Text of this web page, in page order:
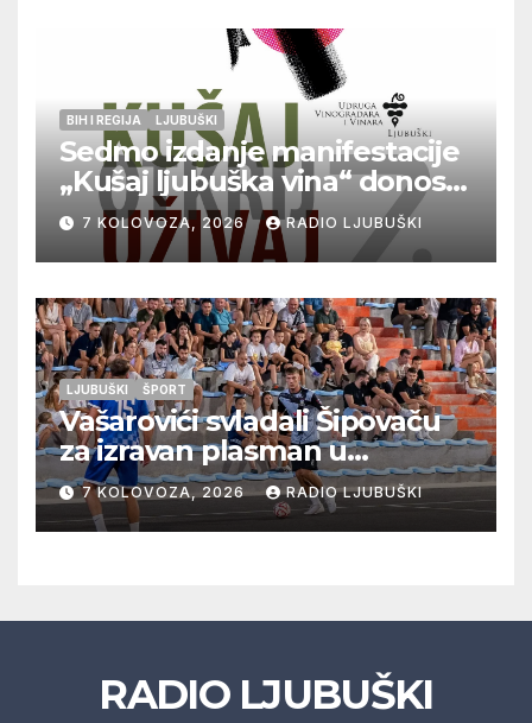
BIH I REGIJA LJUBUŠKI
Sedmo izdanje manifestacije
„Kušaj ljubuška vina“ donosi
vrhunska vina, gastronomiju i
glazbu
7 KOLOVOZA, 2026 RADIO LJUBUŠKI
LJUBUŠKI ŠPORT
Vašarovići svladali Šipovaču
za izravan plasman u
četvrtfinale, Grab izborio
prolazak dalje, Klobuk ispao,
večeras počinje četvrtfinale
7 KOLOVOZA, 2026 RADIO LJUBUŠKI
RADIO LJUBUŠKI